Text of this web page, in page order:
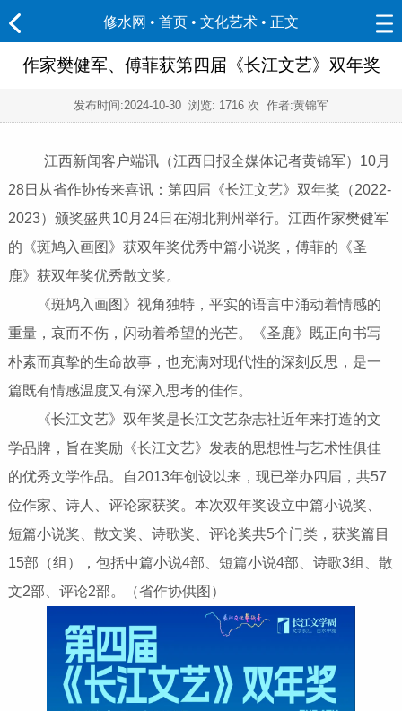
修水网 • 首页 • 文化艺术 • 正文
作家樊健军、傅菲获第四届《长江文艺》双年奖
发布时间:2024-10-30 浏览: 1716 次 作者:黄锦军
江西新闻客户端讯（江西日报全媒体记者黄锦军）10月
28日从省作协传来喜讯：第四届《长江文艺》双年奖（2022-
2023）颁奖盛典10月24日在湖北荆州举行。江西作家樊健军
的《斑鸠入画图》获双年奖优秀中篇小说奖，傅菲的《圣
鹿》获双年奖优秀散文奖。
《斑鸠入画图》视角独特，平实的语言中涌动着情感的
重量，哀而不伤，闪动着希望的光芒。《圣鹿》既正向书写
朴素而真挚的生命故事，也充满对现代性的深刻反思，是一
篇既有情感温度又有深入思考的佳作。
《长江文艺》双年奖是长江文艺杂志社近年来打造的文
学品牌，旨在奖励《长江文艺》发表的思想性与艺术性俱佳
的优秀文学作品。自2013年创设以来，现已举办四届，共57
位作家、诗人、评论家获奖。本次双年奖设立中篇小说奖、
短篇小说奖、散文奖、诗歌奖、评论奖共5个门类，获奖篇目
15部（组），包括中篇小说4部、短篇小说4部、诗歌3组、散
文2部、评论2部。（省作协供图）